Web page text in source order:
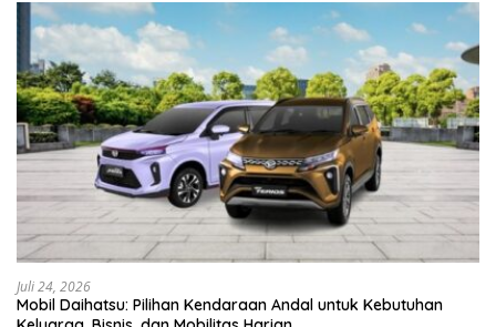
Juli 24, 2026
Mobil Daihatsu: Pilihan Kendaraan Andal untuk Kebutuhan